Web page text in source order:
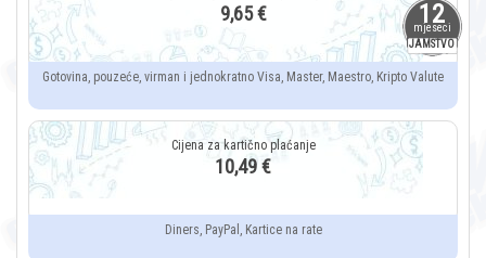
12
mjeseci
JAMSTVO
9,65 €
Gotovina, pouzeće, virman i jednokratno Visa, Master, Maestro, Kripto Valute
10,49 €
Diners, PayPal, Kartice na rate